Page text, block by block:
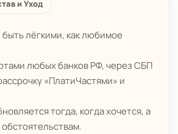
и Уход
лёгкими, как любимое
любых банков РФ, через СБП
«ПлатиЧастями» и
тогда, когда хочется, а